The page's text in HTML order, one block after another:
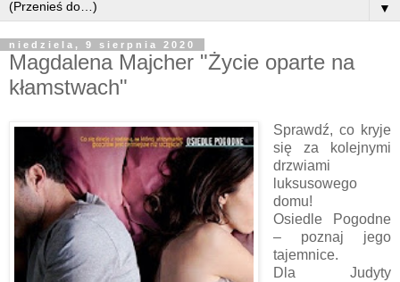
▼
niedziela, 9 sierpnia 2020
Magdalena Majcher "Życie oparte na
kłamstwach"
Sprawdź, co kryje
się za kolejnymi
drzwiami
luksusowego
domu!
Osiedle Pogodne
– poznaj jego
tajemnice.
Dla Judyty